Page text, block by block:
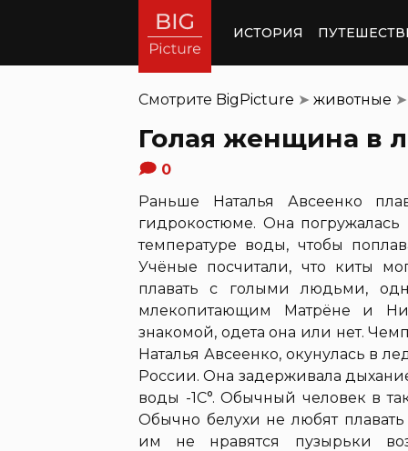
ИСТОРИЯ
Смотрите BigPicture ➤ животные ➤
Голая женщина в
0
Раньше Наталья Авсеенко
гидрокостюме. Она
температуре воды, чтобы
Учёные посчитали, что киты
плавать с голыми людьми,
млекопитающим Матрёне и
знакомой, одета она или нет.
Наталья Авсеенко, окунулась в
России. Она задерживала
воды -1С°. Обычный человек в
Обычно белухи не любят
им не нравятся пузырьки